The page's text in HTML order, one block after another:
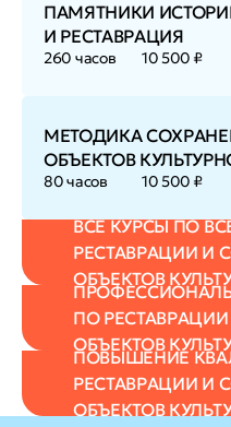
ПАМЯТНИКИ
И РЕСТАВРАЦИЯ
260 часов 10 500 ₽
МЕТОДИКА
ОБЪЕКТОВ
80 часов 10 500 ₽
ВСЕ КУРСЫ ПО
РЕСТАВРАЦИИ И
ОБЪЕКТОВ
ПО
ОБЪЕКТОВ
ПОВЫШЕНИЕ
РЕСТАВРАЦИИ И
ОБЪЕКТОВ